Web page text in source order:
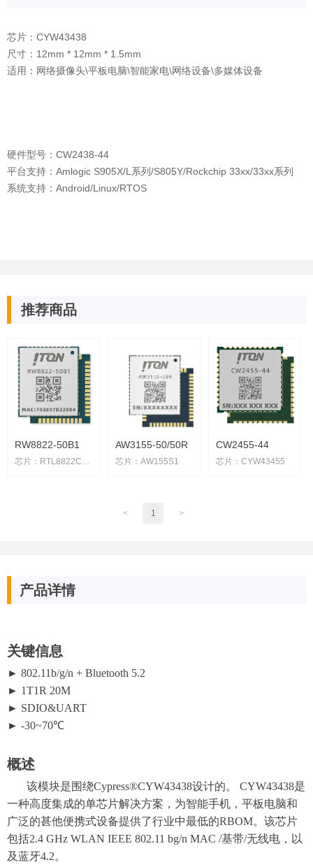
芯片：CYW43438
尺寸：12mm * 12mm * 1.5mm
适用：网络摄像头\平板电脑\智能家电\网络设备\多媒体设备
硬件型号：CW2438-44
平台支持：Amlogic S905X/L系列/S805Y/Rockchip 33xx/33xx系列
系统支持：Android/Linux/RTOS
产品详情
关键信息
► 802.11b/g/n + Bluetooth 5.2
► 1T1R 20M
► SDIO&UART
► -30~70℃
概述
该模块是围绕Cypress®CYW43438设计的。 CYW43438是
一种高度集成的单芯片解决方案，为智能手机，平板电脑和
广泛的甚他便携式设备提供了行业中最低的RBOM。该芯片
包括2.4 GHz WLAN IEEE 802.11 bg/n MAC /基带/无线电，以
及蓝牙4.2。
RW8822-50B1
芯片：RTL8822CS-VE-CG
AW3155-50/50R
芯片：AW155S1
CW2455-44
芯片：CYW43455
< 1 >
推荐商品